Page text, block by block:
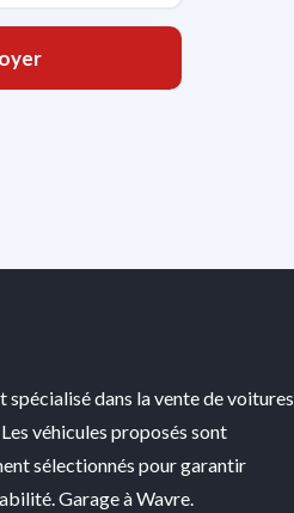
spécialisé dans la vente de voitures
véhicules proposés sont
sélectionnés pour garantir
Garage à Wavre.